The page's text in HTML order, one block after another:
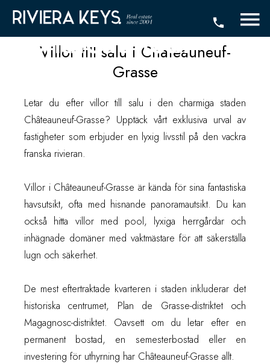
Châteauneuf-
Grasse
Villor till salu i Chateauneuf-
Grasse
Letar du efter villor till salu i den charmiga staden
Châteauneuf-Grasse? Upptäck vårt exklusiva urval av
fastigheter som erbjuder en lyxig livsstil på den vackra
franska rivieran.
Villor i Châteauneuf-Grasse är kända för sina fantastiska
havsutsikt, ofta med hisnande panoramautsikt. Du kan
också hitta villor med pool, lyxiga herrgårdar och
inhägnade domäner med vaktmästare för att säkerställa
lugn och säkerhet.
De mest eftertraktade kvarteren i staden inkluderar det
historiska centrumet, Plan de Grasse-distriktet och
Magagnosc-distriktet. Oavsett om du letar efter en
permanent bostad, en semesterbostad eller en
investering för uthyrning har Châteauneuf-Grasse allt.